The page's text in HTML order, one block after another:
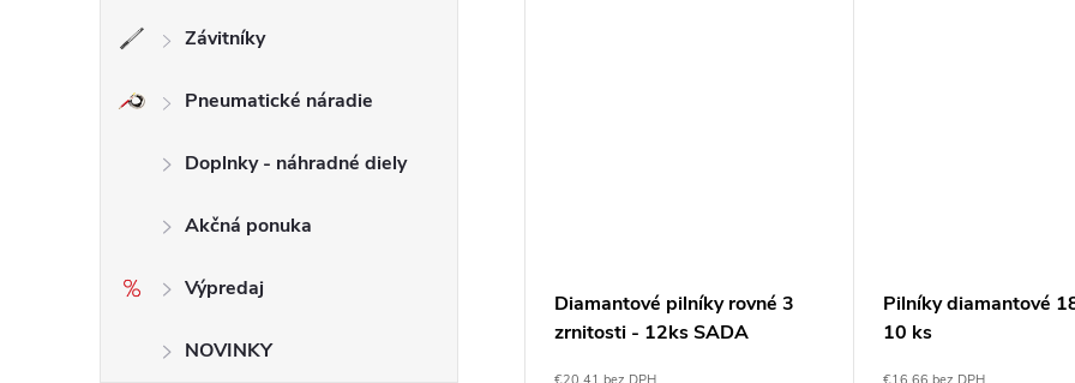
Závitníky
Pneumatické náradie
Doplnky - náhradné diely
Akčná ponuka
Výpredaj
NOVINKY
140mm
Sada diamantových pilníkov
Diamantové pilníky rovné 3
zrnitosti - 12ks SADA
Pilníky diamantové
10 ks